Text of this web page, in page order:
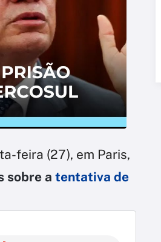
feira (27), em Paris,
sobre a tentativa de